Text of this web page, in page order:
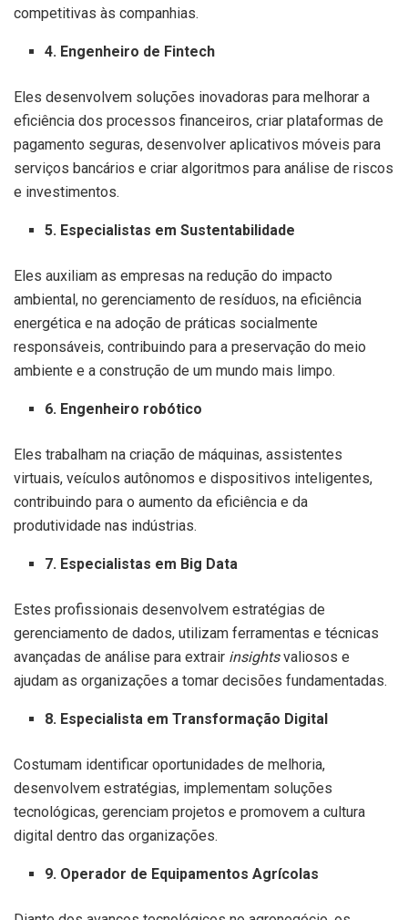
competitivas às companhias.
4. Engenheiro de Fintech
Eles desenvolvem soluções inovadoras para melhorar a
eficiência dos processos financeiros, criar plataformas de
pagamento seguras, desenvolver aplicativos móveis para
serviços bancários e criar algoritmos para análise de riscos
e investimentos.
5. Especialistas em Sustentabilidade
Eles auxiliam as empresas na redução do impacto
ambiental, no gerenciamento de resíduos, na eficiência
energética e na adoção de práticas socialmente
responsáveis, contribuindo para a preservação do meio
ambiente e a construção de um mundo mais limpo.
6. Engenheiro robótico
Eles trabalham na criação de máquinas, assistentes
virtuais, veículos autônomos e dispositivos inteligentes,
contribuindo para o aumento da eficiência e da
produtividade nas indústrias.
7. Especialistas em Big Data
Estes profissionais desenvolvem estratégias de
gerenciamento de dados, utilizam ferramentas e técnicas
avançadas de análise para extrair insightsvaliosos e
ajudam as organizações a tomar decisões fundamentadas.
8. Especialista em Transformação Digital
Costumam identificar oportunidades de melhoria,
desenvolvem estratégias, implementam soluções
tecnológicas, gerenciam projetos e promovem a cultura
digital dentro das organizações.
9. Operador de Equipamentos Agrícolas